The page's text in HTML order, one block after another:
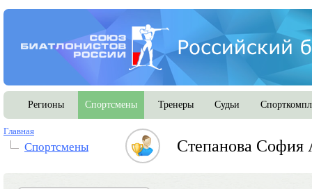
Регионы Спортсмены Тренеры Судьи
Главная
Спортсмены Степанова София